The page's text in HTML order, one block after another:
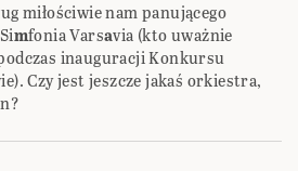
miłościwie nam panującego
mfonia Varsavia (kto uważnie
inauguracji Konkursu
Czy jest jeszcze jakaś orkiestra,